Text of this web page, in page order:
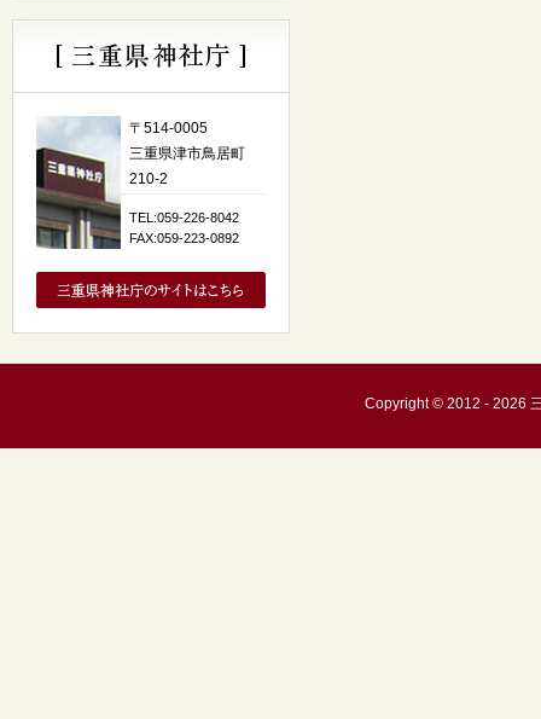
〒514-0005
三重県津市鳥居町
210-2
TEL:059-226-8042
FAX:059-223-0892
Copyright © 2012 - 2026